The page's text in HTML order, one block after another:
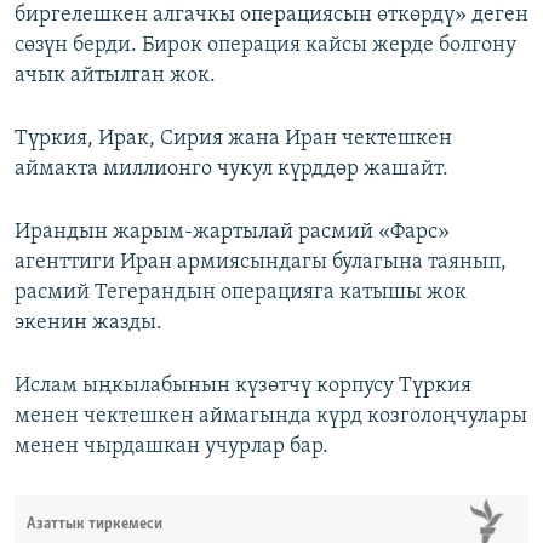
биргелешкен алгачкы операциясын өткөрдү» деген
сөзүн берди. Бирок операция кайсы жерде болгону
ачык айтылган жок.
Түркия, Ирак, Сирия жана Иран чектешкен
аймакта миллионго чукул күрддөр жашайт.
Ирандын жарым-жартылай расмий «Фарс»
агенттиги Иран армиясындагы булагына таянып,
расмий Тегерандын операцияга катышы жок
экенин жазды.
Ислам ыңкылабынын күзөтчү корпусу Түркия
менен чектешкен аймагында күрд козголоңчулары
менен чырдашкан учурлар бар.
Азаттык тиркемеси